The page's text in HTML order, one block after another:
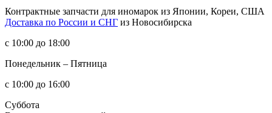
Контрактные запчасти для иномарок из Японии, Кореи, США
Доставка по России и СНГ из Новосибирска
с 10:00 до 18:00
Понедельник – Пятница
с 10:00 до 16:00
Суббота